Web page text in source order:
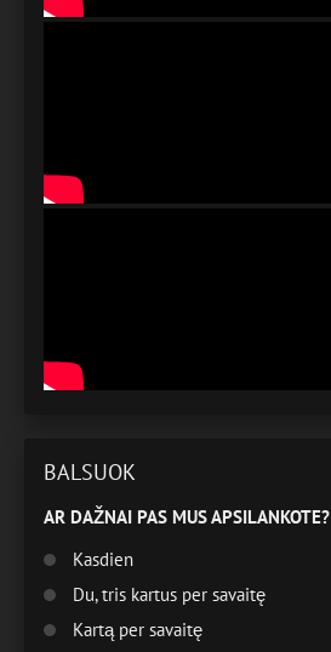
BALSUOK
AR DAŽNAI PAS MUS APSILANKOTE?
Kasdien
Du, tris kartus per savaitę
Kartą per savaitę